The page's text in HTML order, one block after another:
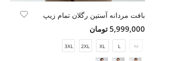
بافت مردانه آستین رگلان تمام زیپ
5,999,000 تومان
M
L
XL
2XL
3XL